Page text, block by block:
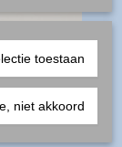
blue
toestaan
niet akkoord